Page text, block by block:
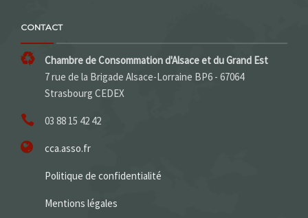
CONTACT
Chambre de Consommation d'Alsace et du Grand Est
7 rue de la Brigade Alsace-Lorraine BP6 - 67064
Strasbourg CEDEX
03 88 15 42 42
cca.asso.fr
Politique de confidentialité
Mentions légales